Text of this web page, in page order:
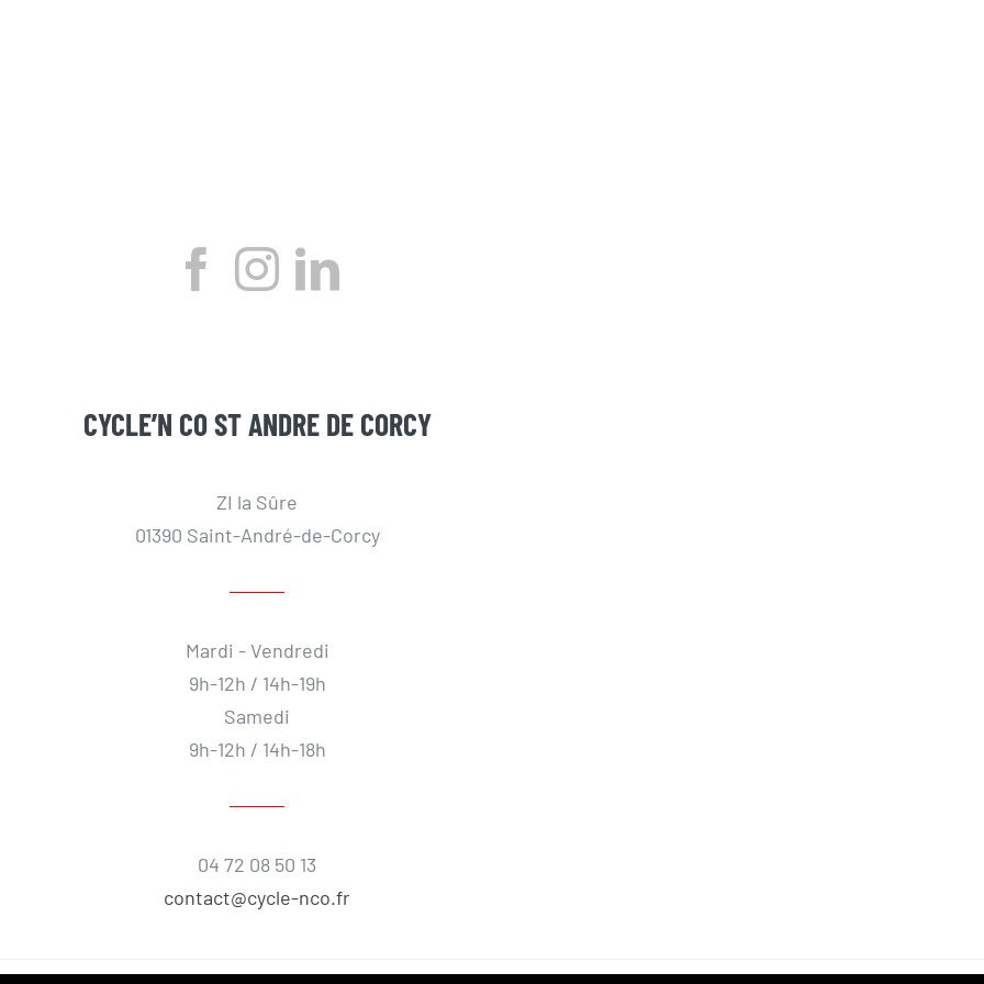
CYCLE’N CO ST ANDRE DE CORCY
ZI la Sûre
01390 Saint-André-de-Corcy
Mardi - Vendredi
9h-12h / 14h-19h
Samedi
9h-12h / 14h-18h
04 72 08 50 13
contact@cycle-nco.fr